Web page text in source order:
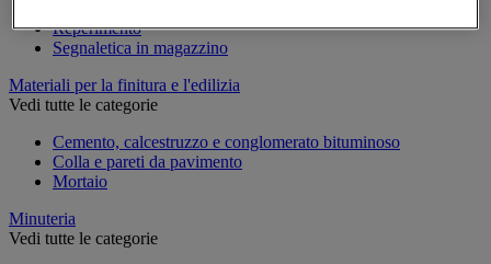
Reperimento
Segnaletica in magazzino
Materiali per la finitura e l'edilizia
Vedi tutte le categorie
Cemento, calcestruzzo e conglomerato bituminoso
Colla e pareti da pavimento
Mortaio
Minuteria
Vedi tutte le categorie